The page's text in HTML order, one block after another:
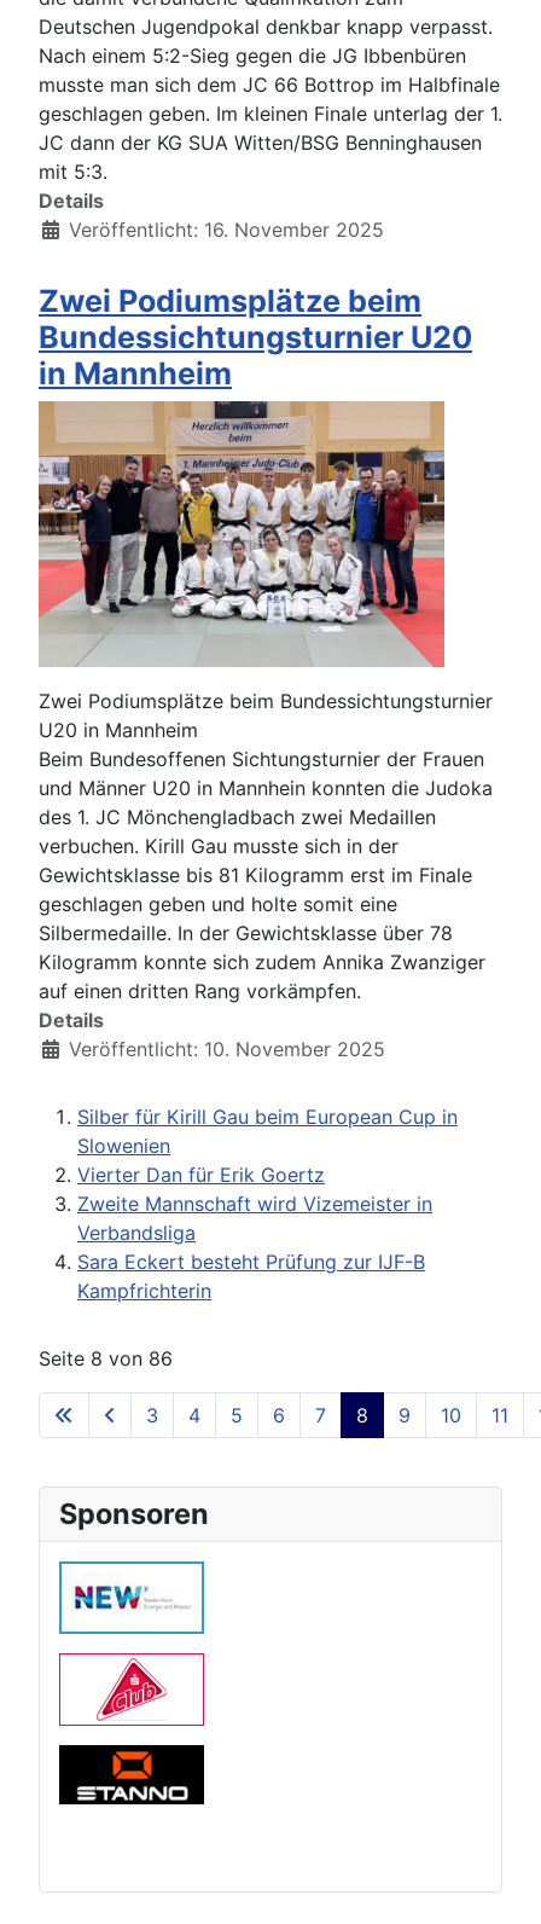
Deutschen Jugendpokal denkbar knapp verpasst.
Nach einem 5:2-Sieg gegen die JG Ibbenbüren
musste man sich dem JC 66 Bottrop im Halbfinale
geschlagen geben. Im kleinen Finale unterlag der 1.
JC dann der KG SUA Witten/BSG Benninghausen
mit 5:3.
Details
Veröffentlicht: 16. November 2025
Zwei Podiumsplätze beim
Bundessichtungsturnier U20
in Mannheim
Zwei Podiumsplätze beim Bundessichtungsturnier
U20 in Mannheim
Beim Bundesoffenen Sichtungsturnier der Frauen
und Männer U20 in Mannhein konnten die Judoka
des 1. JC Mönchengladbach zwei Medaillen
verbuchen. Kirill Gau musste sich in der
Gewichtsklasse bis 81 Kilogramm erst im Finale
geschlagen geben und holte somit eine
Silbermedaille. In der Gewichtsklasse über 78
Kilogramm konnte sich zudem Annika Zwanziger
auf einen dritten Rang vorkämpfen.
Details
Veröffentlicht: 10. November 2025
Silber für Kirill Gau beim European Cup in
Slowenien
Vierter Dan für Erik Goertz
Zweite Mannschaft wird Vizemeister in
Verbandsliga
Sara Eckert besteht Prüfung zur IJF-B
Kampfrichterin
Seite 8 von 86
3 4 5 6 7 8 9 10 11
Sponsoren